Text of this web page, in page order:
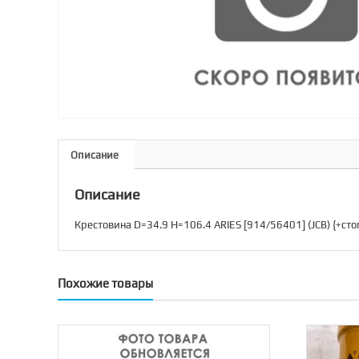
Описание
Описание
Крестовина D=34.9 H=106.4 ARIES [914/56401] (JCB)
Похожие товары